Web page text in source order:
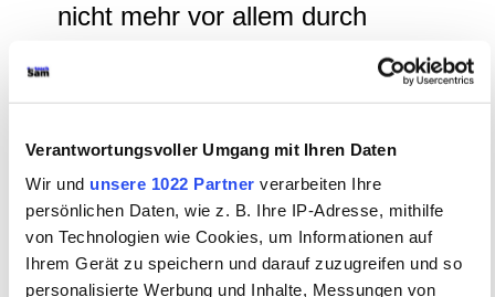
Verantwortungsvoller Umgang mit Ihren Daten
Wir und unsere 1022 Partner verarbeiten Ihre
persönlichen Daten, wie z. B. Ihre IP-Adresse, mithilfe
von Technologien wie Cookies, um Informationen auf
Ihrem Gerät zu speichern und darauf zuzugreifen und so
personalisierte Werbung und Inhalte, Messungen von
nicht mehr vor allem durch
temporal-kausale Verknüpfung
gekennzeichnet, wie es dem
Sinngebungsverfahrens
»Geschichten-Erzählen»"(ebd.)
entspreche.